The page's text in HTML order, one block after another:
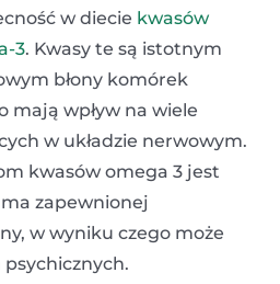
w diecie kwasów
3. Kwasy te są istotnym
błony komórek
mają wpływ na wiele
w układzie nerwowym.
kwasów omega 3 jest
zapewnionej
w wyniku czego może